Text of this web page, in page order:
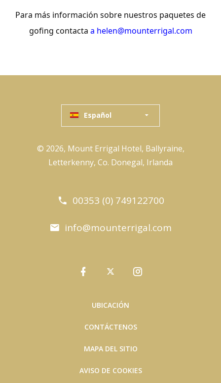
Para más información sobre nuestros paquetes de
gofing contacta a helen@mounterrigal.com
Español
© 2026, Mount Errigal Hotel, Ballyraine,
Letterkenny, Co. Donegal, Irlanda
00353 (0) 749122700
info@mounterrigal.com
UBICACIÓN
CONTÁCTENOS
MAPA DEL SITIO
AVISO DE COOKIES